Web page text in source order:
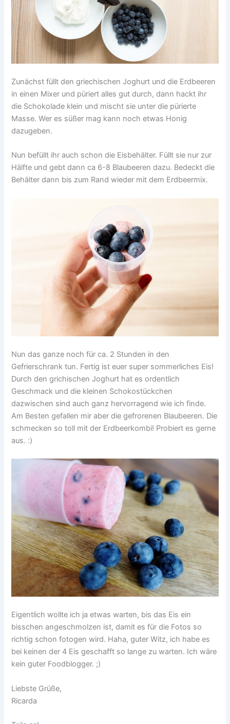
Zunächst füllt den griechischen Joghurt und die Erdbeeren
in einen Mixer und püriert alles gut durch, dann hackt ihr
die Schokolade klein und mischt sie unter die pürierte
Masse. Wer es süßer mag kann noch etwas Honig
dazugeben.
Nun befüllt ihr auch schon die Eisbehälter. Füllt sie nur zur
Hälfte und gebt dann ca 6-8 Blaubeeren dazu. Bedeckt die
Behälter dann bis zum Rand wieder mit dem Erdbeermix.
Nun das ganze noch für ca. 2 Stunden in den
Gefrierschrank tun. Fertig ist euer super sommerliches Eis!
Durch den grichischen Joghurt hat es ordentlich
Geschmack und die kleinen Schokostückchen
dazwischen sind auch ganz hervorragend wie ich finde.
Am Besten gefallen mir aber die gefrorenen Blaubeeren. Die
schmecken so toll mit der Erdbeerkombi! Probiert es gerne
aus. :)
Eigentlich wollte ich ja etwas warten, bis das Eis ein
bisschen angeschmolzen ist, damit es für die Fotos so
richtig schon fotogen wird. Haha, guter Witz, ich habe es
bei keinen der 4 Eis geschafft so lange zu warten. Ich wäre
kein guter Foodblogger. ;)
Liebste Grüße,
Ricarda